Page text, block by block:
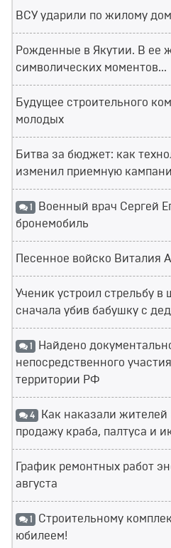
ВСУ ударили по жилому
Рожденные в Якутии. В ее
символических моментов...
Будущее строительного
молодых
Битва за бюджет: как
изменил приемную
1 Военный врач Сергей
бронемобиль
Песенное войско Виталия
Ученик устроил стрельбу в
сначала убив бабушку с
1 Найдено
непосредственного
территории РФ
4 Как наказали
продажу краба, палтуса и
График ремонтных работ
августа
1 Строительному
юбилеем!